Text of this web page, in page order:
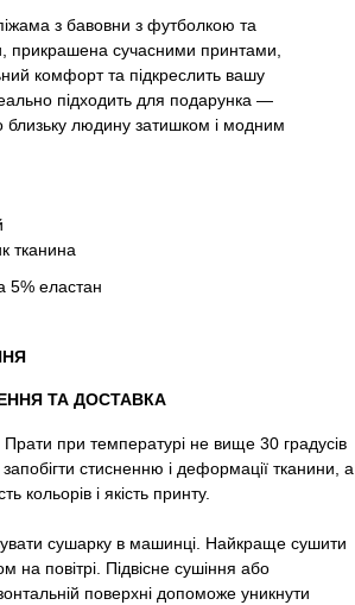
з бавовни з футболкою та
прикрашена сучасними принтами,
комфорт та підкреслить вашу
підходить для подарунка —
близьку людину затишком і модним
тканина
5% еластан
ТА ДОСТАВКА
Прати при температурі не вище 30 градусів
стисненню і деформації тканини, а
кольорів і якість принту.
сушарку в машинці. Найкраще сушити
повітрі. Підвісне сушіння або
поверхні допоможе уникнути